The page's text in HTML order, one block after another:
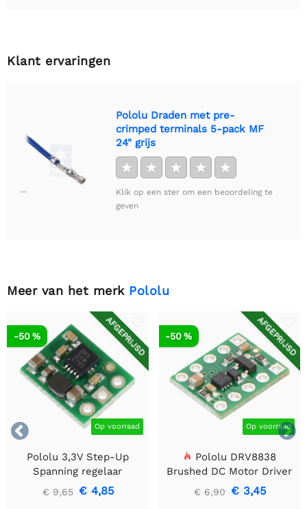
Klant ervaringen
Pololu Draden met pre-
crimped terminals 5-pack MF
24" grijs
★ ★ ★ ★ ★
Klik op een ster om een beoordeling te
geven
Meer van het merk Pololu


AFGEPRIJSD
Op voorraad
-50 %
Pololu 3,3V Step-Up
Spanning regelaar
U1V10F3
€ 9,65 € 4,85
AFGEPRIJSD
Op voorraad
-50 %
Pololu DRV8838
Brushed DC Motor Driver
€ 6,90 € 3,45